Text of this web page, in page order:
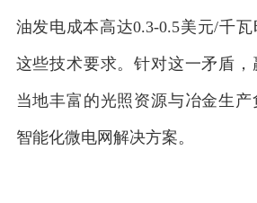
油发电成本高达0.3-0.5美元/千
这些技术要求。针对这一矛盾
当地丰富的光照资源与冶金生产
智能化微电网解决方案。